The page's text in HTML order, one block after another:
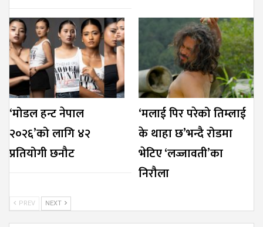
‘मोडल हन्ट नेपाल
२०२६’को लागि ४२
प्रतियोगी छनौट
‘मलाई पिर परेको तिम्लाई
के थाहा छ’भन्दै रोडमा
भेटिए ‘लज्जावती’का
निरौला
PREV NEXT